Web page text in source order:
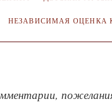
НЕЗАВИСИМАЯ ОЦЕНКА